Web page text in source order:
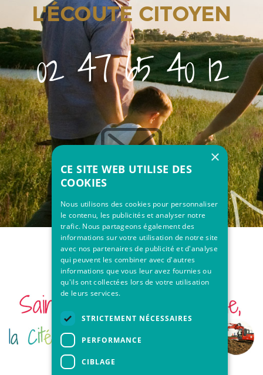
L'ÉCOUTE CITOYEN
02 47 65 40 12
×
CE SITE WEB UTILISE DES
COOKIES
Nous utilisons des cookies pour personnaliser
le contenu, les publicités et analyser notre
trafic. Nous partageons également des
informations sur votre utilisation de notre site
avec nos partenaires de publicité et d'analyse
qui peuvent les combiner avec d'autres
informations que vous leur avez fournies ou
qu'ils ont collectées lors de votre utilisation
de leurs services.
STRICTEMENT NÉCESSAIRES
PERFORMANCE
CIBLAGE